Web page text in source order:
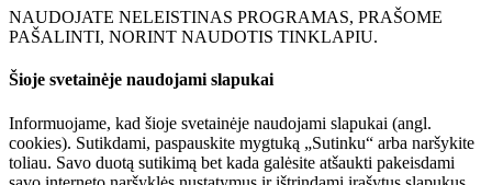
NAUDOJATE NELEISTINAS PROGRAMAS, PRAŠOME
PAŠALINTI, NORINT NAUDOTIS TINKLAPIU.
Šioje svetainėje naudojami slapukai
Informuojame, kad šioje svetainėje naudojami slapukai (angl.
cookies). Sutikdami, paspauskite mygtuką „Sutinku“ arba naršykite
toliau. Savo duotą sutikimą bet kada galėsite atšaukti pakeisdami